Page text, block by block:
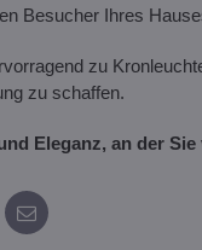
Besucher Ihres
zu
zu schaffen.
Eleganz, an der
E-
mail